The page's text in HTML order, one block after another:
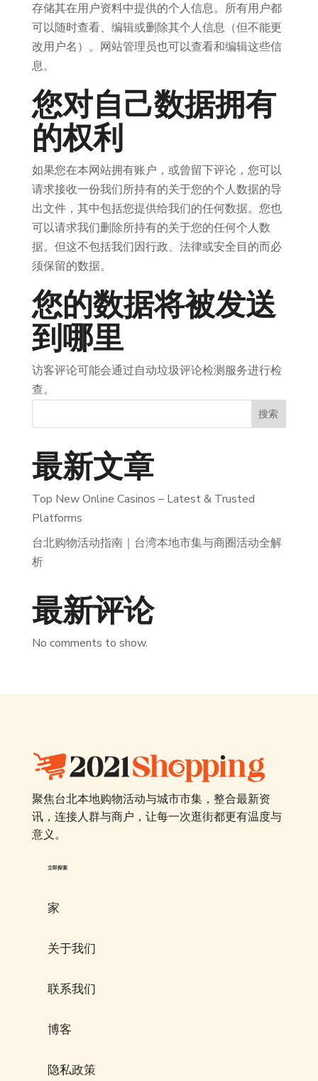
存储其在用户资料中提供的个人信息。所有用户都
可以随时查看、编辑或删除其个人信息（但不能更
改用户名）。网站管理员也可以查看和编辑这些信
息。
您对自己数据拥有
的权利
如果您在本网站拥有账户，或曾留下评论，您可以
请求接收一份我们所持有的关于您的个人数据的导
出文件，其中包括您提供给我们的任何数据。您也
可以请求我们删除所持有的关于您的任何个人数
据。但这不包括我们因行政、法律或安全目的而必
须保留的数据。
您的数据将被发送
到哪里
访客评论可能会通过自动垃圾评论检测服务进行检
查。
搜索
最新文章
Top New Online Casinos – Latest & Trusted
Platforms
台北购物活动指南｜台湾本地市集与商圈活动全解
析
最新评论
No comments to show.
聚焦台北本地购物活动与城市市集，整合最新资
讯，连接人群与商户，让每一次逛街都更有温度与
意义。
立即探索
家
关于我们
联系我们
博客
隐私政策